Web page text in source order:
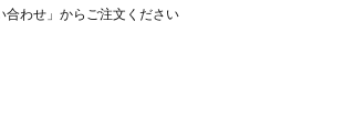
合わせ」からご注文ください